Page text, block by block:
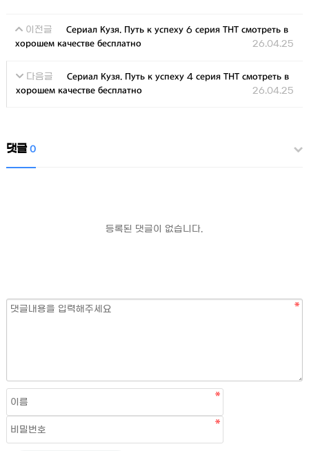
이전글
Сериал Кузя. Путь к успеху 6 серия ТНТ смотреть в
хорошем качестве бесплатно
26.04.25
다음글
Сериал Кузя. Путь к успеху 4 серия ТНТ смотреть в
хорошем качестве бесплатно
26.04.25
댓글0
등록된 댓글이 없습니다.